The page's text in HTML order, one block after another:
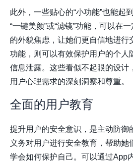
此外，一些贴心的“小功能”也能起
“一键美颜”或“滤镜”功能，可以在
的外貌焦虑，让她们更自信地进行
功能，则可以有效保护用户的个人
信息泄露。这些看似不起眼的设计
用户心理需求的深刻洞察和尊重。
全面的用户教育
提升用户的安全意识，是主动防御
义务对用户进行安全教育，帮助她
学会如何保护自己。可以通过App